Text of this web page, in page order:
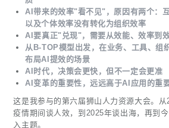
AI带来的效率"看不见"，原因有两个：
以及个体效率没有转化为组织效率
AI要真正"兑现"，需要从效能、效率到
从B-TOP模型出发，在业务、工具、组
布局AI提效的场景
AI时代，决策会更快，但不一定会更准
AI变革的重要性，远远高于AI应用的重
这是我参与的第六届狮山人力资源大会。
疫情期间谈人效，到2025年谈出海，再到
入主题。